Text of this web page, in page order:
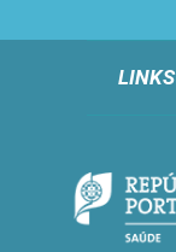
LINKS